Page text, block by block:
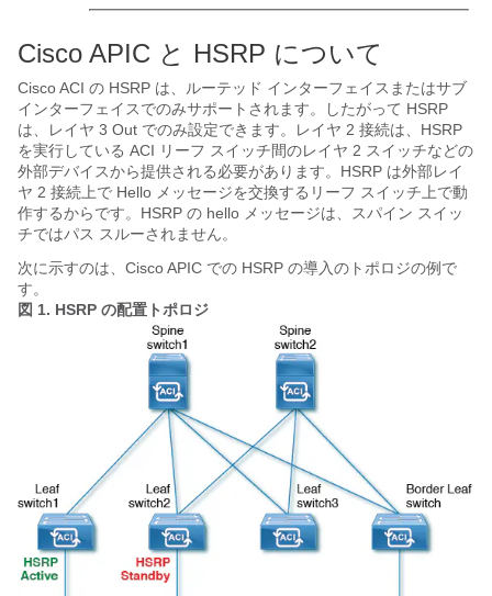
Cisco APIC と HSRP について
Cisco ACI の HSRP は、ルーテッド インターフェイスまたはサブ
インターフェイスでのみサポートされます。したがって HSRP
は、レイヤ 3 Out でのみ設定できます。レイヤ 2 接続は、HSRP
を実行している ACI リーフ スイッチ間のレイヤ 2 スイッチなどの
外部デバイスから提供される必要があります。HSRP は外部レイ
ヤ 2 接続上で Hello メッセージを交換するリーフ スイッチ上で動
作するからです。HSRP の hello メッセージは、スパイン スイッ
チではパス スルーされません。
次に示すのは、Cisco APIC での HSRP の導入のトポロジの例で
す。
図 1. HSRP の配置トポロジ